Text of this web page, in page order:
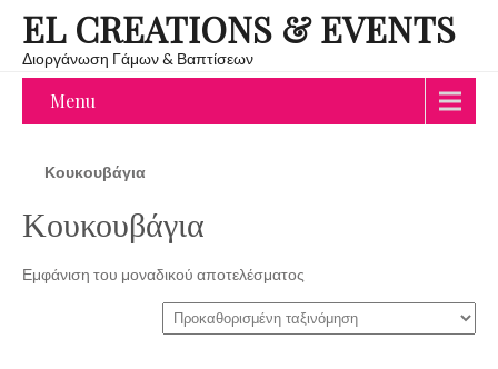
EL CREATIONS & EVENTS
Διοργάνωση Γάμων & Βαπτίσεων
Menu
Κουκουβάγια
Κουκουβάγια
Εμφάνιση του μοναδικού αποτελέσματος